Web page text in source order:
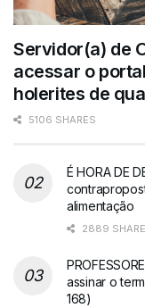
Servidor(a) de
acessar o
holerites de
5106 SHARES
É HORA DE
alimentação
2889
assinar o
168)